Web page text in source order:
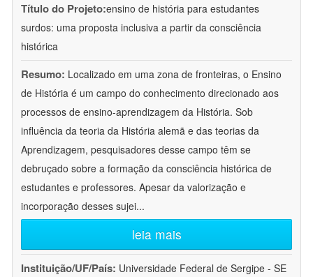
Título do Projeto:ensino de história para estudantes
surdos: uma proposta inclusiva a partir da consciência
histórica
Resumo: Localizado em uma zona de fronteiras, o Ensino
de História é um campo do conhecimento direcionado aos
processos de ensino-aprendizagem da História. Sob
influência da teoria da História alemã e das teorias da
Aprendizagem, pesquisadores desse campo têm se
debruçado sobre a formação da consciência histórica de
estudantes e professores. Apesar da valorização e
incorporação desses sujei...
leia mais
Instituição/UF/País: Universidade Federal de Sergipe - SE